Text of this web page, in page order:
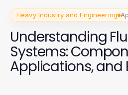
Heavy Industry and Engineering
Understanding
Systems:
Applications, and